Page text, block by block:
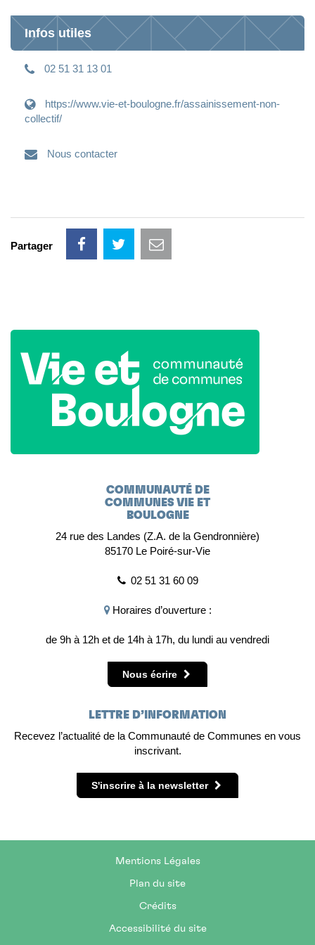
Infos utiles
02 51 31 13 01
https://www.vie-et-boulogne.fr/assainissement-non-
collectif/
Nous contacter
Partager
COMMUNAUTÉ DE
COMMUNES VIE ET
BOULOGNE
24 rue des Landes (Z.A. de la Gendronnière)
85170 Le Poiré-sur-Vie
02 51 31 60 09
Horaires d’ouverture :
de 9h à 12h et de 14h à 17h, du lundi au vendredi
Nous écrire
LETTRE D’INFORMATION
Recevez l’actualité de la Communauté de Communes en vous
inscrivant.
S'inscrire à la newsletter
Mentions Légales
Plan du site
Crédits
Accessibilité du site